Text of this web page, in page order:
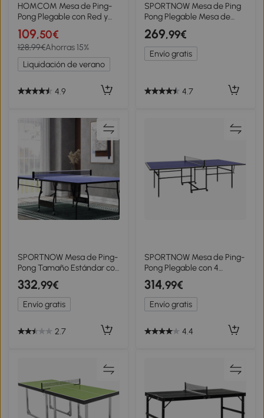
HOMCOM Mesa de Ping-
Pong Plegable con Red y
Marco de Acero para
Interior 182x91x76 cm Azul
109,50€
128,99€Ahorras 15%
Liquidación de verano
4.9
SPORTNOW Mesa de Ping
Pong Plegable Mesa de
Tenis de Mesa Diseño
Compacto con Red y
Reposapiés Ajustables
274x152,5x76 cm Azul
269,99€
Envío gratis
4.7
SPORTNOW Mesa de Ping-
Pong Tamaño Estándar con
4 Ruedas Red 2 Paletas y 3
Pelotas para Interior
274x152,5x76 cm Azul
332,99€
Envío gratis
2.7
SPORTNOW Mesa de Ping-
Pong Plegable con 4
Ruedas Red 2 Palas y 3
Pelotas para Interior y
Exterior 274x152,5x75,5 cm
Azul
314,99€
Envío gratis
4.4